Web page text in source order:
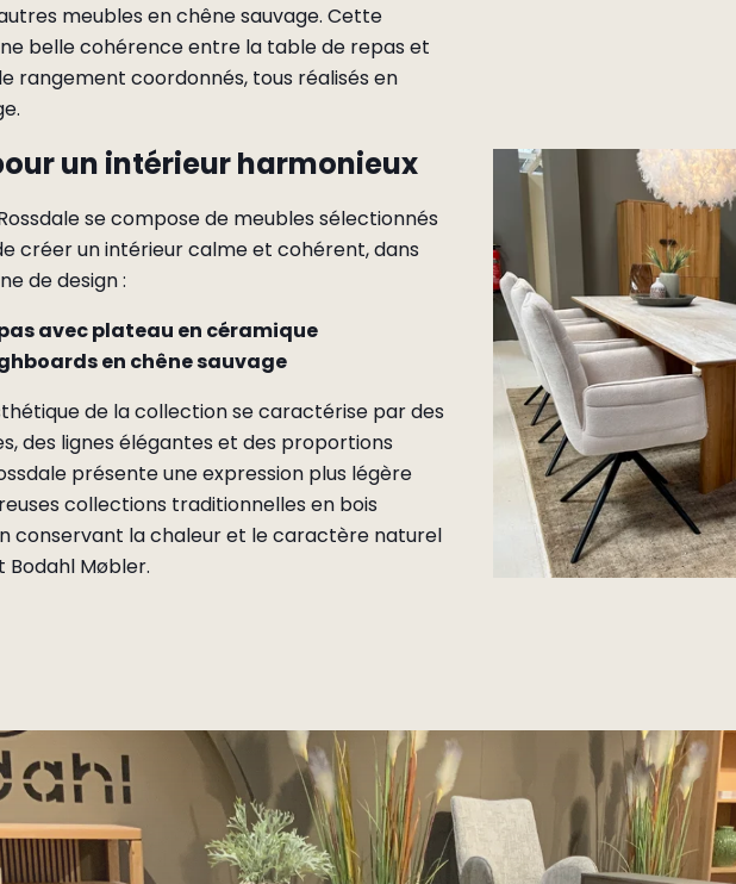
meubles en chêne sauvage. Cette
belle cohérence entre la table de repas et
rangement coordonnés, tous réalisés en
un intérieur harmonieux
se compose de meubles sélectionnés
créer un intérieur calme et cohérent, dans
de design :
avec plateau en céramique
en chêne sauvage
de la collection se caractérise par des
des lignes élégantes et des proportions
présente une expression plus légère
collections traditionnelles en bois
conservant la chaleur et le caractère naturel
Bodahl Møbler.